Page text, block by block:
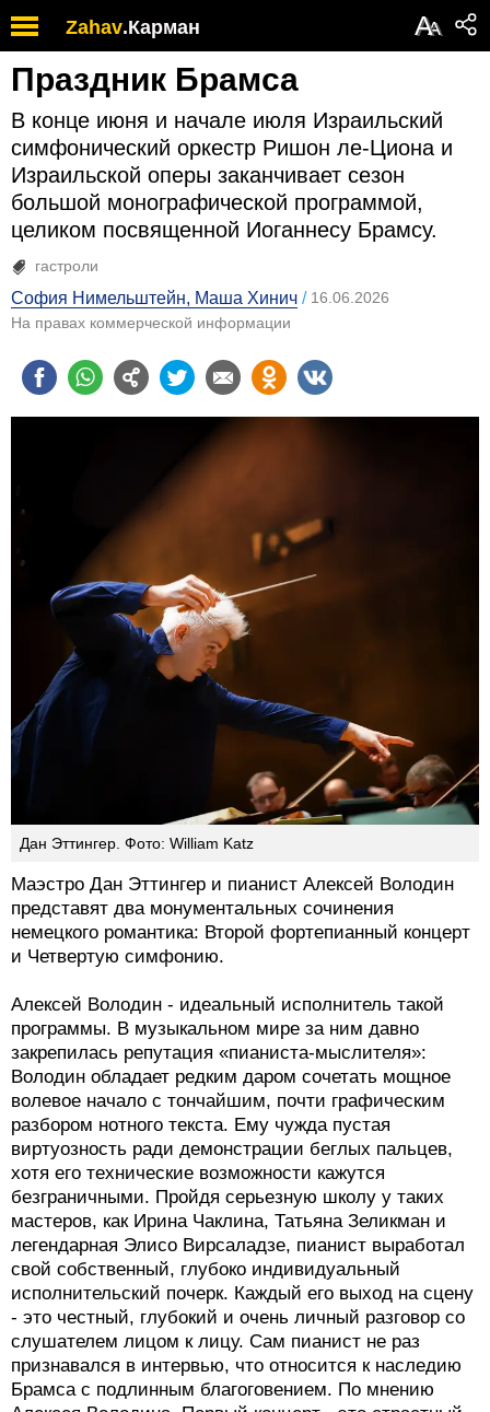
Zahav.Карман АА
Праздник Брамса
В конце июня и начале июля Израильский
симфонический оркестр Ришон ле-Циона и
Израильской оперы заканчивает сезон
большой монографической программой,
целиком посвященной Иоганнесу Брамсу.
гастроли
София Нимельштейн, Маша Хинич
16.06.2026
На правах коммерческой информации
Дан Эттингер. Фото: William Katz
Маэстро Дан Эттингер и пианист Алексей Володин
представят два монументальных сочинения
немецкого романтика: Второй фортепианный концерт
и Четвертую симфонию.
Алексей Володин - идеальный исполнитель такой
программы. В музыкальном мире за ним давно
закрепилась репутация «пианиста-мыслителя»:
Володин обладает редким даром сочетать мощное
волевое начало с тончайшим, почти графическим
разбором нотного текста. Ему чужда пустая
виртуозность ради демонстрации беглых пальцев,
хотя его технические возможности кажутся
безграничными. Пройдя серьезную школу у таких
мастеров, как Ирина Чаклина, Татьяна Зеликман и
легендарная Элисо Вирсаладзе, пианист выработал
свой собственный, глубоко индивидуальный
исполнительский почерк. Каждый его выход на сцену
- это честный, глубокий и очень личный разговор со
слушателем лицом к лицу. Сам пианист не раз
признавался в интервью, что относится к наследию
Брамса с подлинным благоговением. По мнению